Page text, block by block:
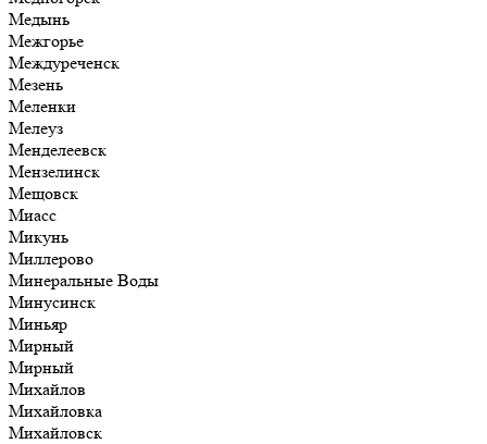
Медынь
Межгорье
Междуреченск
Мезень
Меленки
Мелеуз
Менделеевск
Мензелинск
Мещовск
Миасс
Микунь
Миллерово
Минеральные Воды
Минусинск
Миньяр
Мирный
Мирный
Михайлов
Михайловка
Михайловск